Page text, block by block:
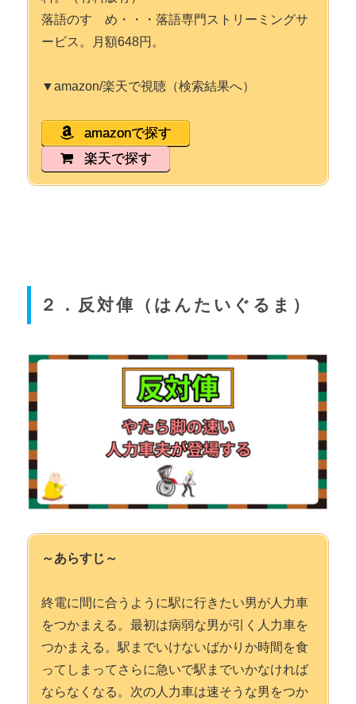
落語のすゝめ・・・落語専門ストリーミングサ
ービス。月額648円。
▼amazon/楽天で視聴（検索結果へ）
amazonで探す
楽天で探す
２．反対俥（はんたいぐるま）
～あらすじ～
終電に間に合うように駅に行きたい男が人力車
をつかまえる。最初は病弱な男が引く人力車を
つかまえる。駅までいけないばかりか時間を食
ってしまってさらに急いで駅までいかなければ
ならなくなる。次の人力車は速そうな男をつか